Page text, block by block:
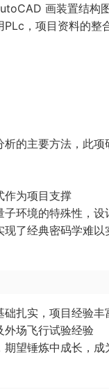
画装置结构
，项目资料的整
的主要方法，此
作为项目支撑
环境的特殊性，
了经典密码学难
扎实，项目经验
外场飞行试验经验
望锤炼中成长，